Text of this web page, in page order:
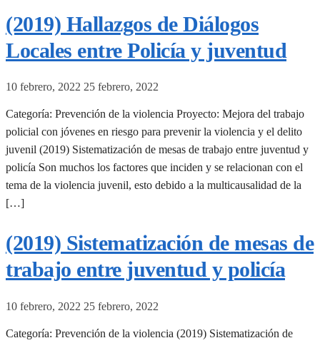
(2019) Hallazgos de Diálogos
Locales entre Policía y juventud
10 febrero, 2022 25 febrero, 2022
Categoría: Prevención de la violencia Proyecto: Mejora del trabajo
policial con jóvenes en riesgo para prevenir la violencia y el delito
juvenil (2019) Sistematización de mesas de trabajo entre juventud y
policía Son muchos los factores que inciden y se relacionan con el
tema de la violencia juvenil, esto debido a la multicausalidad de la
[…]
(2019) Sistematización de mesas de
trabajo entre juventud y policía
10 febrero, 2022 25 febrero, 2022
Categoría: Prevención de la violencia (2019) Sistematización de